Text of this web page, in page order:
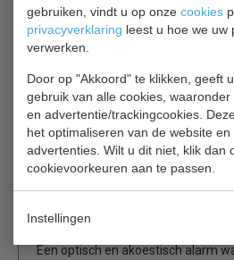
gebruiken, vindt u op onze cookies
privacyverklaring leest u hoe we uw
verwerken.
Door op "Akkoord" te klikken, geeft
gebruik van alle cookies,
en advertentie/trackingcookies.
het optimaliseren van de website
advertenties. Wilt u dit niet, klik dan
cookievoorkeuren aan te passen.
Instellingen
De deurscharnieringkan zonder
worden verwisseld en maakt
apparaten aan een werkplek
De zelfsluitende deur met
magnetisch deurrubber sluit goed
onnodig koudeverlies.
Met de ergonomisch greep over
kan de deur snel worden geopend.
Nauwkeurige elektronicaen de
koelcomponenten zorgen voor
Een optisch en akoestisch alarm